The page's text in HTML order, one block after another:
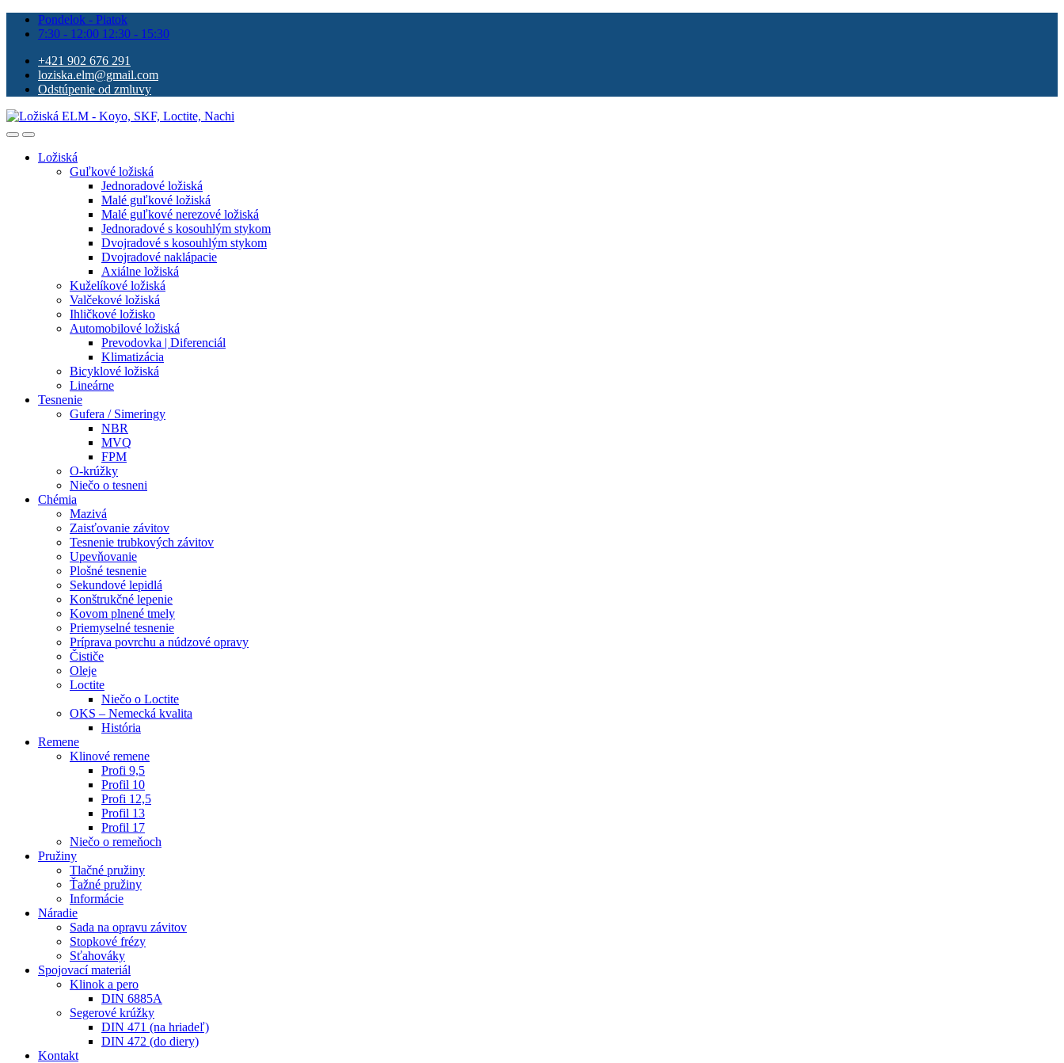
Pondelok - Piatok
7:30 - 12:00 12:30 - 15:30
+421 902 676 291
loziska.elm@gmail.com
Odstúpenie od zmluvy
Ložiská
Guľkové ložiská
Jednoradové ložiská
Malé guľkové ložiská
Malé guľkové nerezové ložiská
Jednoradové s kosouhlým stykom
Dvojradové s kosouhlým stykom
Dvojradové naklápacie
Axiálne ložiská
Kuželíkové ložiská
Valčekové ložiská
Ihličkové ložisko
Automobilové ložiská
Prevodovka | Diferenciál
Klimatizácia
Bicyklové ložiská
Lineárne
Tesnenie
Gufera / Simeringy
NBR
MVQ
FPM
O-krúžky
Niečo o tesneni
Chémia
Mazivá
Zaisťovanie závitov
Tesnenie trubkových závitov
Upevňovanie
Plošné tesnenie
Sekundové lepidlá
Konštrukčné lepenie
Kovom plnené tmely
Priemyselné tesnenie
Príprava povrchu a núdzové opravy
Čističe
Oleje
Loctite
Niečo o Loctite
OKS – Nemecká kvalita
História
Remene
Klinové remene
Profi 9,5
Profil 10
Profi 12,5
Profil 13
Profil 17
Niečo o remeňoch
Pružiny
Tlačné pružiny
Ťažné pružiny
Informácie
Náradie
Sada na opravu závitov
Stopkové frézy
Sťahováky
Spojovací materiál
Klinok a pero
DIN 6885A
Segerové krúžky
DIN 471 (na hriadeľ)
DIN 472 (do diery)
Kontakt